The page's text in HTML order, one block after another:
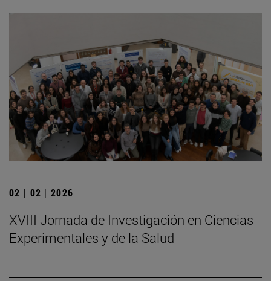
02 | 02 | 2026
XVIII Jornada de Investigación en Ciencias
Experimentales y de la Salud